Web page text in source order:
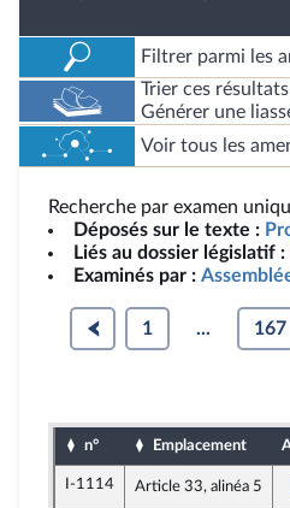
Filtrer parmi les
Trier ces
Générer une
Voir tous les
Recherche par examen
Déposés sur le texte :
Liés au dossier législatif :
Examinés par :
1 ... 167
n° Emplacement
I-1114 Article 33, alinéa 5